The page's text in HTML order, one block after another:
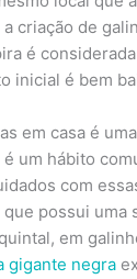
criação de
é
inicial é bem
em casa é
é um hábito
com
possui uma
em
gigante negra